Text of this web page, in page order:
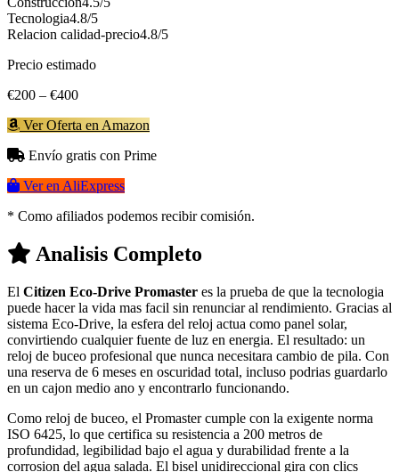
Tecnologia4.8/5
Relacion calidad-precio4.8/5
Precio estimado
€200 – €400
Ver Oferta en Amazon
Envío gratis con Prime
Ver en AliExpress
* Como afiliados podemos recibir comisión.
Analisis Completo
El Citizen Eco-Drive Promaster es la prueba de que la tecnologia
puede hacer la vida mas facil sin renunciar al rendimiento. Gracias al
sistema Eco-Drive, la esfera del reloj actua como panel solar,
convirtiendo cualquier fuente de luz en energia. El resultado: un
reloj de buceo profesional que nunca necesitara cambio de pila. Con
una reserva de 6 meses en oscuridad total, incluso podrias guardarlo
en un cajon medio ano y encontrarlo funcionando.
Como reloj de buceo, el Promaster cumple con la exigente norma
ISO 6425, lo que certifica su resistencia a 200 metros de
profundidad, legibilidad bajo el agua y durabilidad frente a la
corrosion del agua salada. El bisel unidireccional gira con clics